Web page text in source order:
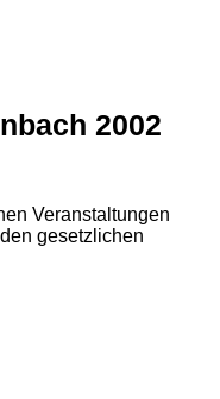
2002
Veranstaltungen
gesetzlichen